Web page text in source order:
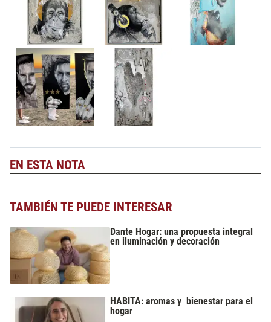
EN ESTA NOTA
TAMBIÉN TE PUEDE INTERESAR
Dante Hogar: una propuesta integral
en iluminación y decoración
HABITA: aromas y bienestar para el
hogar